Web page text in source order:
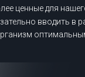
ценные для
вводить